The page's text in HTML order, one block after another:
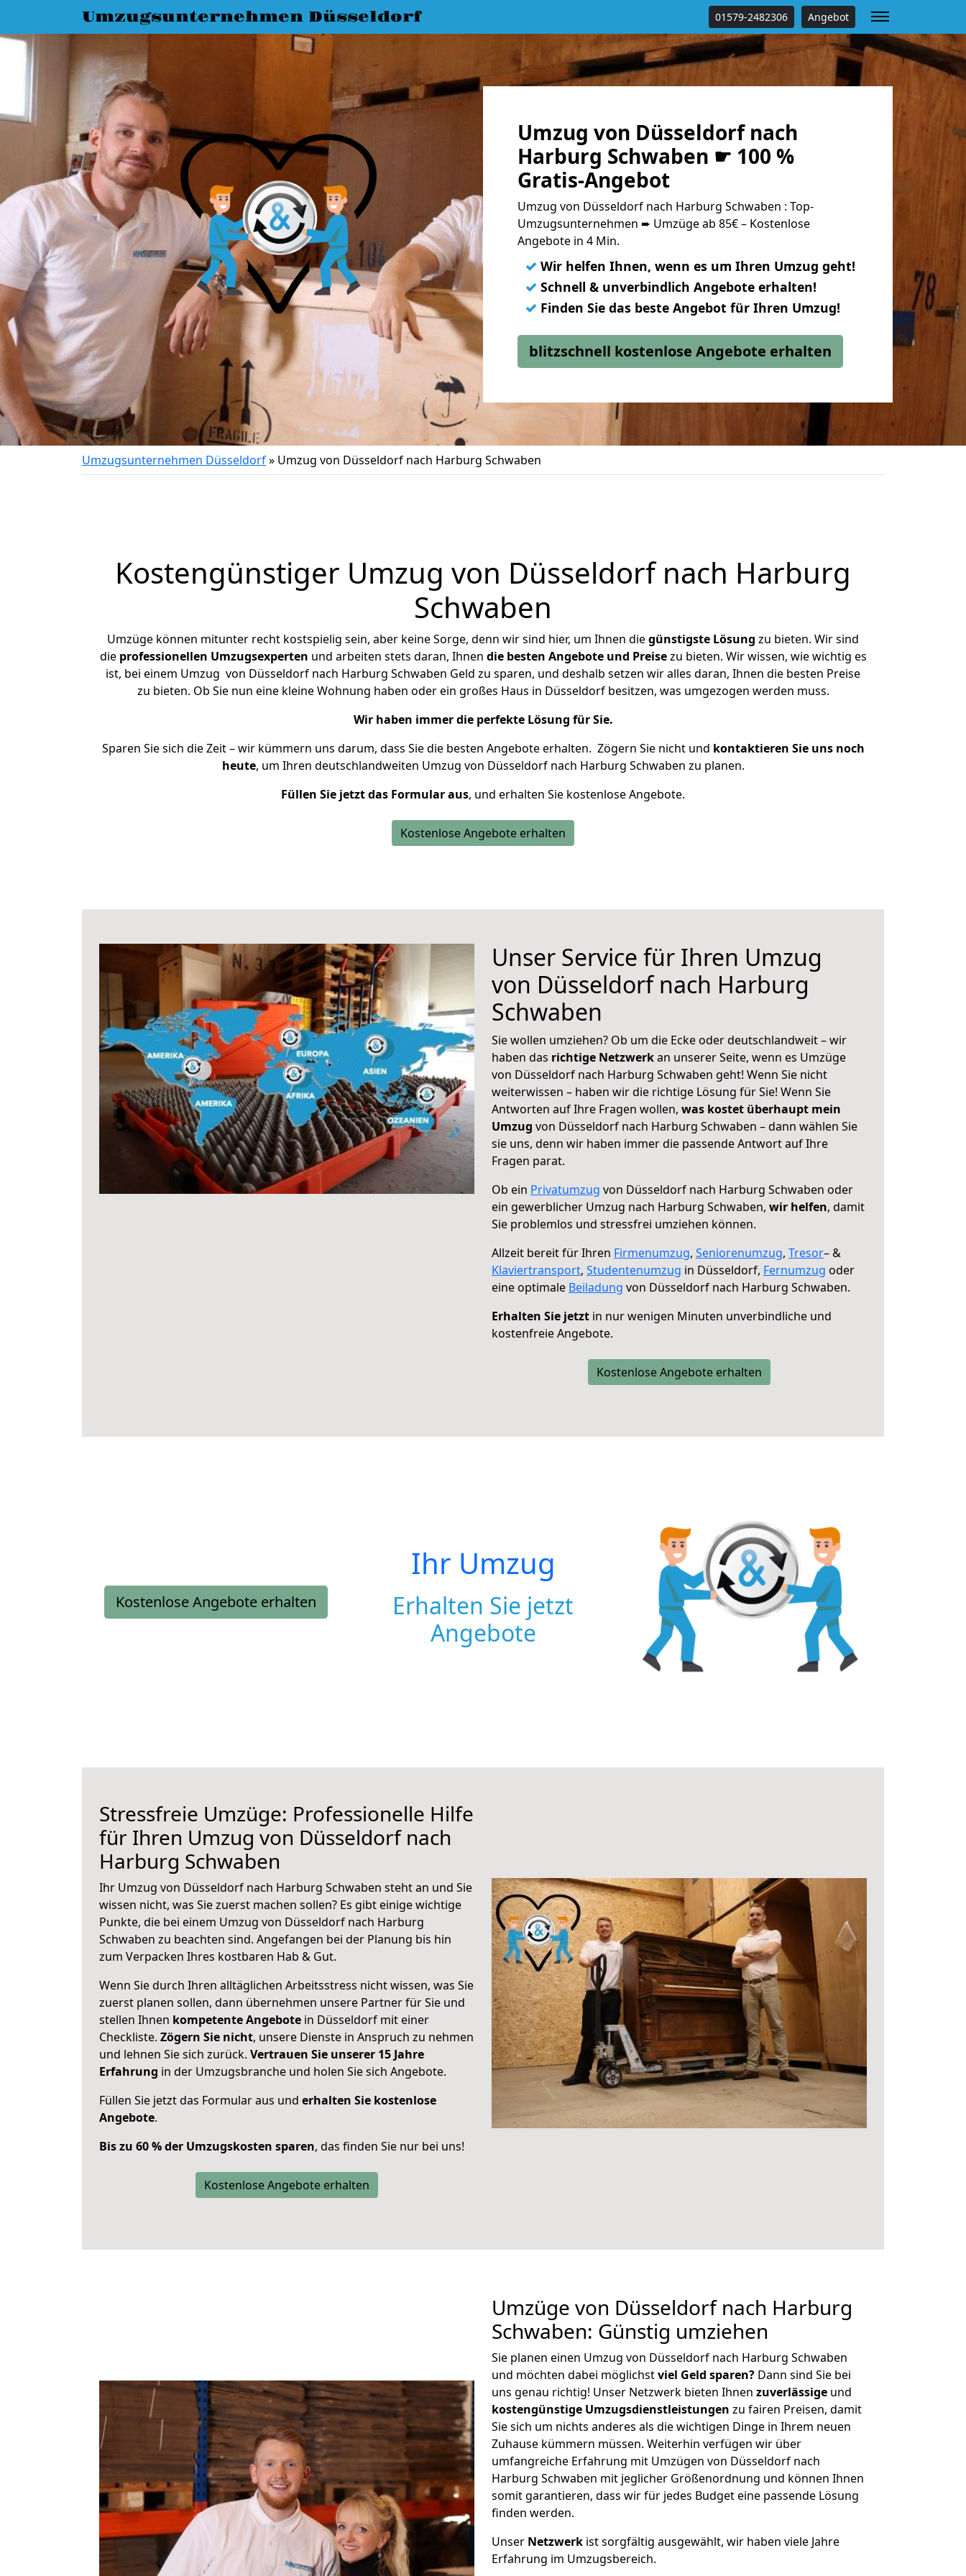
Umzugsunternehmen Düsseldorf 01579-2482306 Angebot
Umzug von Düsseldorf nach
Harburg Schwaben ☛ 100 %
Gratis-Angebot
Umzug von Düsseldorf nach Harburg Schwaben : Top-
Umzugsunternehmen ➨ Umzüge ab 85€ – Kostenlose
Angebote in 4 Min.
✓ Wir helfen Ihnen, wenn es um Ihren Umzug geht!
✓ Schnell & unverbindlich Angebote erhalten!
✓ Finden Sie das beste Angebot für Ihren Umzug!
blitzschnell kostenlose Angebote erhalten
Umzugsunternehmen Düsseldorf» Umzug von Düsseldorf nach Harburg Schwaben
Kostengünstiger Umzug von Düsseldorf nach Harburg
Schwaben
Umzüge können mitunter recht kostspielig sein, aber keine Sorge, denn wir sind hier, um Ihnen diegünstigste Lösung zu bieten. Wir sind
die professionellen Umzugsexperten und arbeiten stets daran, Ihnen die besten Angebote und Preisezu bieten. Wir wissen, wie wichtig es
ist, bei einem Umzug von Düsseldorf nach Harburg Schwaben Geld zu sparen, und deshalb setzen wir alles daran, Ihnen die besten Preise
zu bieten. Ob Sie nun eine kleine Wohnung haben oder ein großes Haus in Düsseldorf besitzen, was umgezogen werden muss.
Wir haben immer die perfekte Lösung für Sie.
Sparen Sie sich die Zeit – wir kümmern uns darum, dass Sie die besten Angebote erhalten. Zögern Sie nicht und kontaktieren Sie uns noch
heute, um Ihren deutschlandweiten Umzug von Düsseldorf nach Harburg Schwaben zu planen.
Füllen Sie jetzt das Formular aus, und erhalten Sie kostenlose Angebote.
Kostenlose Angebote erhalten
Unser Service für Ihren Umzug
von Düsseldorf nach Harburg
Schwaben
Sie wollen umziehen? Ob um die Ecke oder deutschlandweit – wir
haben das richtige Netzwerkan unserer Seite, wenn es Umzüge
von Düsseldorf nach Harburg Schwaben geht! Wenn Sie nicht
weiterwissen – haben wir die richtige Lösung für Sie! Wenn Sie
Antworten auf Ihre Fragen wollen, was kostet überhaupt mein
Umzug von Düsseldorf nach Harburg Schwaben – dann wählen Sie
sie uns, denn wir haben immer die passende Antwort auf Ihre
Fragen parat.
Ob ein Privatumzug von Düsseldorf nach Harburg Schwaben oder
ein gewerblicher Umzug nach Harburg Schwaben, wir helfen, damit
Sie problemlos und stressfrei umziehen können.
Allzeit bereit für Ihren Firmenumzug, Seniorenumzug, Tresor– &
Klaviertransport, Studentenumzug in Düsseldorf, Fernumzug oder
eine optimale Beiladung von Düsseldorf nach Harburg Schwaben.
Erhalten Sie jetzt in nur wenigen Minuten unverbindliche und
kostenfreie Angebote.
Kostenlose Angebote erhalten
Kostenlose Angebote erhalten
Ihr Umzug
Erhalten Sie jetzt
Angebote
Stressfreie Umzüge: Professionelle Hilfe
für Ihren Umzug von Düsseldorf nach
Harburg Schwaben
Ihr Umzug von Düsseldorf nach Harburg Schwaben steht an und Sie
wissen nicht, was Sie zuerst machen sollen? Es gibt einige wichtige
Punkte, die bei einem Umzug von Düsseldorf nach Harburg
Schwaben zu beachten sind. Angefangen bei der Planung bis hin
zum Verpacken Ihres kostbaren Hab & Gut.
Wenn Sie durch Ihren alltäglichen Arbeitsstress nicht wissen, was Sie
zuerst planen sollen, dann übernehmen unsere Partner für Sie und
stellen Ihnen kompetente Angebote in Düsseldorf mit einer
Checkliste. Zögern Sie nicht, unsere Dienste in Anspruch zu nehmen
und lehnen Sie sich zurück. Vertrauen Sie unserer 15 Jahre
Erfahrung in der Umzugsbranche und holen Sie sich Angebote.
Füllen Sie jetzt das Formular aus und erhalten Sie kostenlose
Angebote.
Bis zu 60 % der Umzugskosten sparen, das finden Sie nur bei uns!
Kostenlose Angebote erhalten
Umzüge von Düsseldorf nach Harburg
Schwaben: Günstig umziehen
Sie planen einen Umzug von Düsseldorf nach Harburg Schwaben
und möchten dabei möglichstviel Geld sparen? Dann sind Sie bei
uns genau richtig! Unser Netzwerk bieten Ihnen zuverlässige und
kostengünstige Umzugsdienstleistungen zu fairen Preisen, damit
Sie sich um nichts anderes als die wichtigen Dinge in Ihrem neuen
Zuhause kümmern müssen. Weiterhin verfügen wir über
umfangreiche Erfahrung mit Umzügen von Düsseldorf nach
Harburg Schwaben mit jeglicher Größenordnung und können Ihnen
somit garantieren, dass wir für jedes Budget eine passende Lösung
finden werden.
Unser Netzwerk ist sorgfältig ausgewählt, wir haben viele Jahre
Erfahrung im Umzugsbereich.